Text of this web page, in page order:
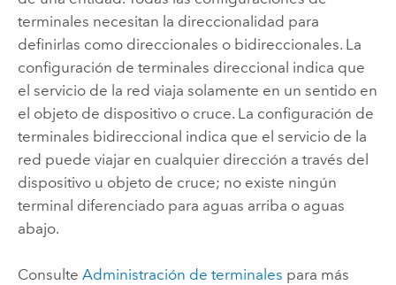
terminales necesitan la direccionalidad para
definirlas como direccionales o bidireccionales. La
configuración de terminales direccional indica que
el servicio de la red viaja solamente en un sentido en
el objeto de dispositivo o cruce. La configuración de
terminales bidireccional indica que el servicio de la
red puede viajar en cualquier dirección a través del
dispositivo u objeto de cruce; no existe ningún
terminal diferenciado para aguas arriba o aguas
abajo.
Consulte Administración de terminales para más